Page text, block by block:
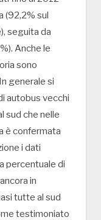
(92,2% sul
seguita da
Anche le
sono
generale si
autobus vecchi
sud che nelle
è confermata
i dati
percentuale di
in
tutte al sud
testimoniato